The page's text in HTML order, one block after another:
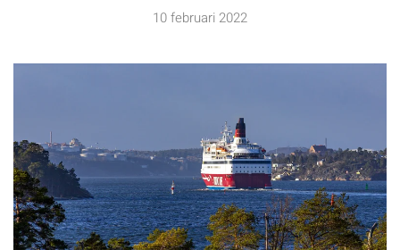
10 februari 2022